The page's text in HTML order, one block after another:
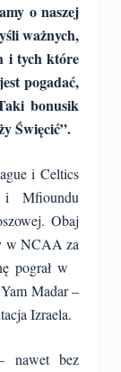
o naszej
ważnych,
i tych które
pogadać,
bonusik
Święcić”.
i Celtics
i Mfioundu
Obaj
w NCAA za
pograł w
Madar –
Izraela.
nawet bez